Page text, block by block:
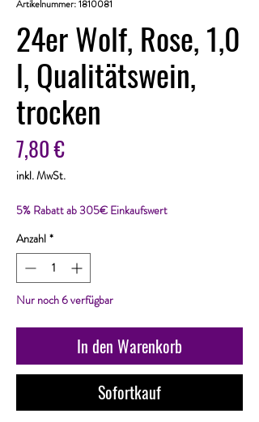
Artikelnummer: 1810081
24er Wolf, Rose, 1,0
l, Qualitätswein,
trocken
7,80 €Preis
inkl. MwSt.
5% Rabatt ab 305€ Einkaufswert
Anzahl *
Nur noch 6 verfügbar
In den Warenkorb
Sofortkauf